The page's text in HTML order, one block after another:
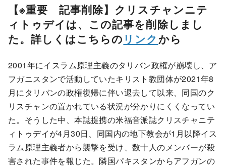
【※重要 記事削除】クリスチャンニテ
ィトゥデイは、この記事を削除しまし
た。詳しくはこちらの リンクから
2001年にイスラム原理主義のタリバン政権が崩壊し、ア
フガニスタンで活動していたキリスト教団体が2021年8
月にタリバンの政権復帰に伴い退去して以来、同国のク
リスチャンの置かれている状況が分かりにくくなってい
た。そうした中、本誌提携の米福音派誌クリスチャニテ
ィトゥデイが4月30日、同国内の地下教会が1月以降イス
ラム原理主義者から襲撃を受け、数十人のメンバーが殺
害された事件を報じた。隣国パキスタンからアフガンの